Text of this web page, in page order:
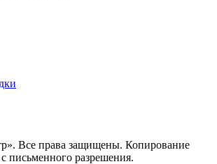
Все права защищены. Копирование
письменного разрешения.